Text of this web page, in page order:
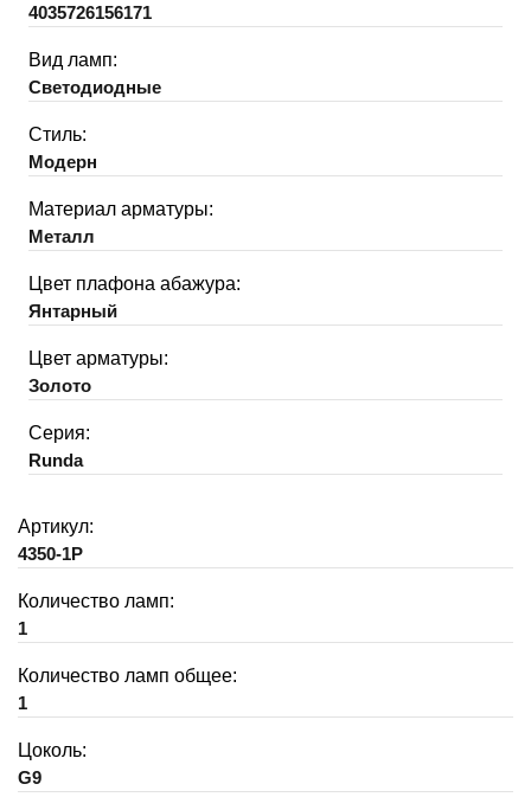
4035726156171
Вид ламп:
Светодиодные
Стиль:
Модерн
Материал арматуры:
Металл
Цвет плафона абажура:
Янтарный
Цвет арматуры:
Золото
Серия:
Runda
Артикул:
4350-1P
Количество ламп:
1
Количество ламп общее:
1
Цоколь:
G9